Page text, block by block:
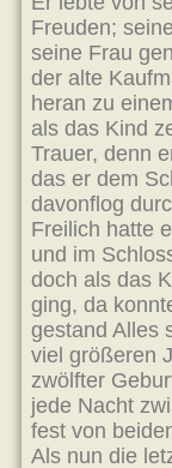
Freuden;
seine Frau
der alte
heran zu
als das Kind
Trauer, denn
das er dem
davonflog
Freilich hatte
und im
doch als das
ging, da
gestand Alles
viel größeren
zwölfter
jede Nacht
fest von
Als nun die